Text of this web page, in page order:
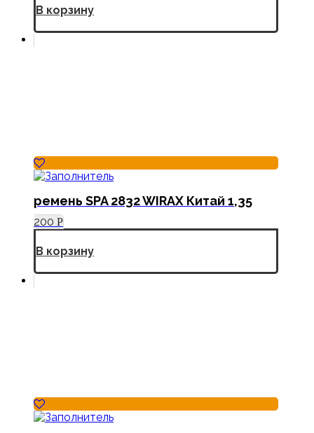
В корзину
ремень SPA 2832 WIRAX Китай 1,35
200 Р
В корзину